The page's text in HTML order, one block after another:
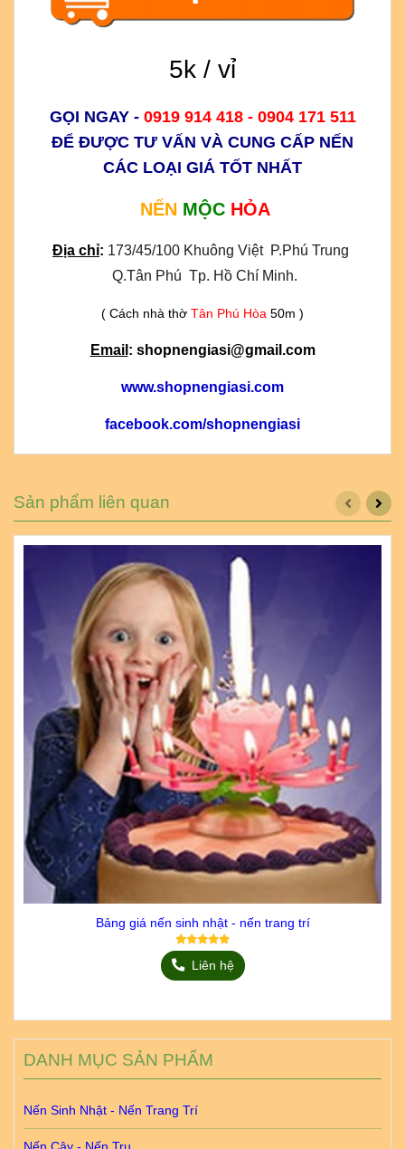
5k / vỉ
GỌI NGAY - 0919 914 418 - 0904 171 511
ĐỂ ĐƯỢC TƯ VẤN VÀ CUNG CẤP NẾN
CÁC LOẠI GIÁ TỐT NHẤT
NẾN MỘC HỎA
Địa chỉ: 173/45/100 Khuông Việt  P.Phú Trung
Q.Tân Phú  Tp. Hồ Chí Minh.
( Cách nhà thờ Tân Phú Hòa 50m )
Email : shopnengiasi@gmail.com
www.shopnengiasi.com
facebook.com/shopnengiasi
Sản phẩm liên quan
Bảng giá nến sinh nhật - nến trang trí
Liên hệ
DANH MỤC SẢN PHẨM
Nến Sinh Nhật - Nến Trang Trí
Nến Cây - Nến Trụ